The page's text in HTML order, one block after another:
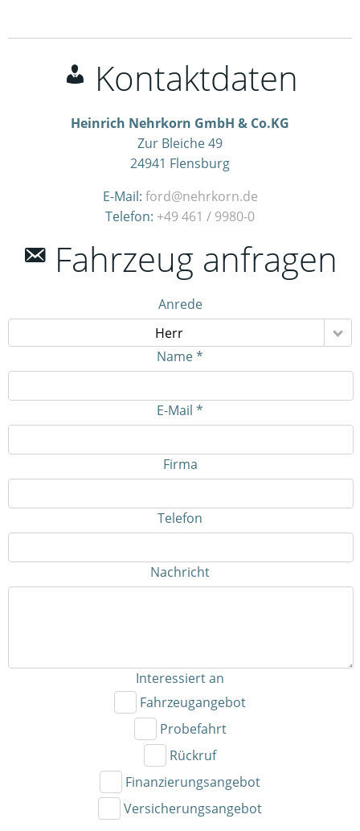
Kontaktdaten
Heinrich Nehrkorn GmbH & Co.KG
Zur Bleiche 49
24941 Flensburg
E-Mail: ford@nehrkorn.de
Telefon: +49 461 / 9980-0
Fahrzeug anfragen
Anrede
Herr
Name *
E-Mail *
Firma
Telefon
Nachricht
Interessiert an
Fahrzeugangebot
Probefahrt
Rückruf
Finanzierungsangebot
Versicherungsangebot